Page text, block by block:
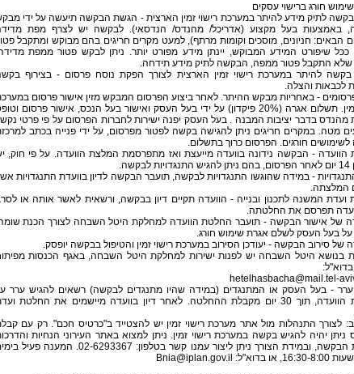
חורג ברישוי עסקים
לתיק מידע להיתר במערכת רישוי זמין הארצית - הגשת הבקשה תיעשה על ידי
באמצעות בעל מקצוע (אדריכל/ מהנדס/ הנדסאי). לבקשה יש לצרף מפת
הבאים: חניונים, מוסכים וקומות מרתף), למעט מקרים חריגים בהם מבוקש ומתקבל
שיפורט המידע המבוקש, יינתן מידע מפורט יותר. ניתן לבקש פטור ממפת
שלא התקבל פטור ממפה, הבקשה לתיק מידע תידחה.
להיתר במערכת רישוי זמין הארצית לצורך הפקת נוסח פרסום - בצירוף
לכבאות והצלה.
- באחריות מבקש ההיתר. לאחר ביצוע הפרסום המבקש מזין אישור פרסום
רישוי זמין. תשלום אגרה (20% פיקדון) על ידי בעל העסק ואישור בעל הנכס, אישור פרסום
מהנדס בדבר יציבות המבנה . בעל העסק יפנה ישירות לחברות הפרסום על פי פרטי
מטה. במקרים חריגים ניתן להגישה בקשה לפטור מפרסום, על ידי פנייה בכתב
לשימושים חורגים. הפרסום כרוך בתשלום.
הוועדה - הבקשה נידונה בוועדה מייעצת ואז מתפרסמת המלצת הוועדה. על פי חוק,
- במידה שהוגשו התנגדויות לבקשה, תועבר הבקשה לדיון בוועדת התנגדויות
המלצתה.
ועדת המשנה לתכנון ובנייה - הוועדה תקיים דיון בבקשה, ורשאית לאשר אותה או
תפרסם את החלטתה.
של אישור הבקשה - תועבר החלטת הוועדה למחלקת היטל השבחה לצורך הכנת
על בעל העסק לשלם אגרת שימוש חורג.
של סירוב הבקשה - יעודכן הסירוב במערכת רישוי זמין והטיפול בבקשה יופסק.
בנושא היטל השבחה יש לפנות ישירות למחלקת היטל השבחה, באגף הכנסות
בדוא"ל:
hetelhasbacha@mail.tel-
- בעל העסק או המתנגדים (במידה שהיו מתנגדים לבקשה) רשאים להגיש ערר
החלטת הוועדה, תוך 30 יום מקבלת ההחלטה. לאחר דיון בוועדה מיישמים את החלטת
לצורך התנהלות מול אתר מערכת רישוי זמין יש להצטייד ב"כרטיס חכם". רק עם
ניתן יהיה להגיש בקשה במערכת רישוי זמין. ניתן למצוא באתר העירוני הנחיות
להגשת הבקשה, ובמידת הצורך ניתן ליצור עמנו קשר בטלפון: 02-6293367. המענה פעיל
או בדוא"ל:
Bnia@iplan.gov.il